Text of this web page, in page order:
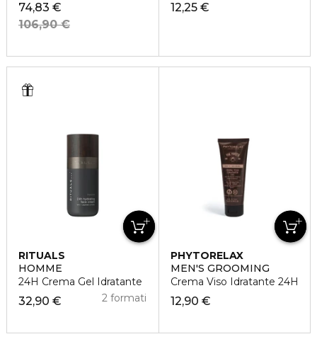
74,83 €
106,90 €
12,25 €
RITUALS
HOMME
24H Crema Gel Idratante
32,90 € 2 formati
PHYTORELAX
MEN'S GROOMING
Crema Viso Idratante 24H
12,90 €